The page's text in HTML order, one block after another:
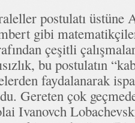
postulatı üstüne
gibi
çeşitli
bu postulatın
faydalanarak
Gereten çok
Ivanovch